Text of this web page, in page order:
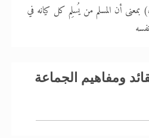
أن المسلم من يُسلِم كل كيانه في
ومفاهيم الجماعة